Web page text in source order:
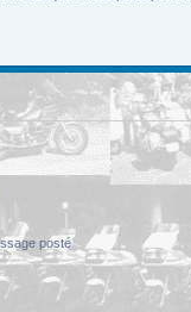
posté